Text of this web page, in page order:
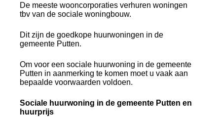
De meeste wooncorporaties verhuren woningen
tbv van de sociale woningbouw.
Dit zijn de goedkope huurwoningen in de
gemeente Putten.
Om voor een sociale huurwoning in de gemeente
Putten in aanmerking te komen moet u vaak aan
bepaalde voorwaarden voldoen.
Sociale huurwoning in de gemeente Putten en
huurprijs